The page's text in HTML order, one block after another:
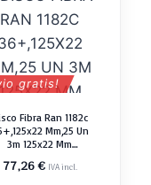
gratis!
Fibra Ran 1182c
Mm,25 Un
3m 125x22 Mm
77,26€ IVA incl.